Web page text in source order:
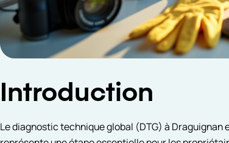
Introduction
Le diagnostic technique global (DTG) à